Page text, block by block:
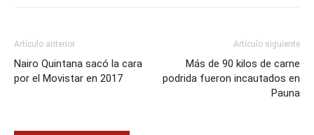
Artículo anterior
Nairo Quintana sacó la cara
por el Movistar en 2017
Artículo siguiente
Más de 90 kilos de carne
podrida fueron incautados en
Pauna